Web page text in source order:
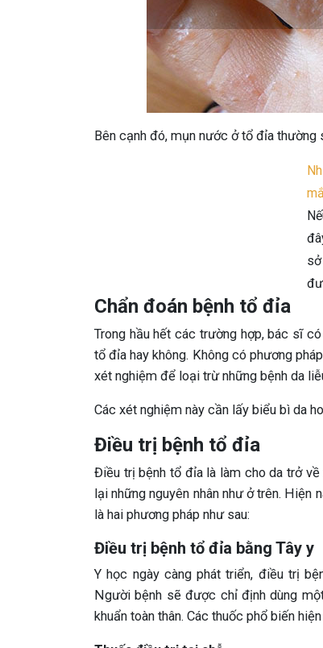
Bên cạnh đó, mụn nước ở tổ đỉa thường
Chẩn đoán bệnh tổ đỉa
Trong hầu hết các trường hợp, bác sĩ
tổ đỉa hay không. Không có phương
xét nghiệm để loại trừ những bệnh da
Các xét nghiệm này cần lấy biểu bì da
Điều trị bệnh tổ đỉa
Điều trị bệnh tổ đỉa là làm cho da trở
lại những nguyên nhân như ở trên. Hiện
là hai phương pháp như sau:
Điều trị bệnh tổ đỉa bằng Tây y
Y học ngày càng phát triển, điều trị
Người bệnh sẽ được chỉ định dùng
khuẩn toàn thân. Các thuốc phổ biến